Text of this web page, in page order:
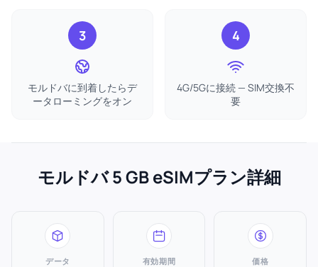
3
モルドバに到着したらデ
ータローミングをオン
4
4G/5Gに接続 — SIM交換不
要
モルドバ 5 GB eSIMプラン詳細
データ 有効期間 価格